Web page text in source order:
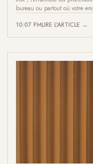
bureau ou partout où votre
10:07 PMLIRE L'ARTICLE →